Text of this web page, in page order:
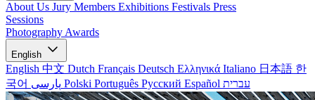
About Us Jury Members Exhibitions Festivals Press
Sessions
Photography Awards
English
English 中文 Dutch Français Deutsch Ελληνικά Italiano 日本語 한
국어
Polski Português Русский Español עברית